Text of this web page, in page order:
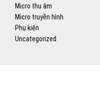
Micro thu âm
Micro truyền hình
Phụ kiện
Uncategorized